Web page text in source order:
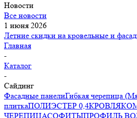
Новости
Все новости
1 июня 2026
Летние скидки на кровельные и
Главная
-
Каталог
-
Сайдинг
Фасадные панелиГибкая черепица
плиткаПОЛИЭСТЕР 0,4КРОВЛЯ
ЧЕРЕПИЦАСОФИТЫПРОФИЛЬ